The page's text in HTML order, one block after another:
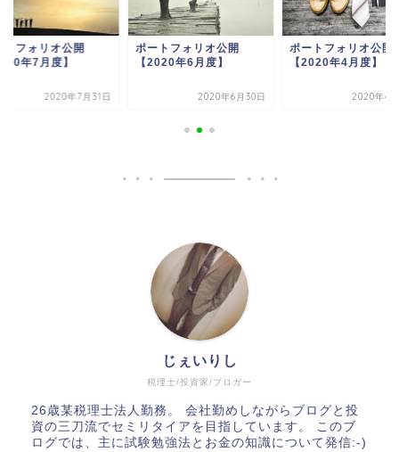
トフォリオ公開
年6月度】
2020年6月30日
ポートフォリオ公開
【2020年4月度】
2020年4月30日
ポートフォリオ公開
【2020年7月度】
2020年7
税理士/投資家/ブロガー
じぇいりし
26歳某税理士法人勤務。 会社勤めしながらブログと投
資の三刀流でセミリタイアを目指しています。 このブ
ログでは、主に試験勉強法とお金の知識について発信:-)